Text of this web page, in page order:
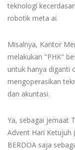
teknologi
robotik meta ai.
Misalnya, Kantor
melakukan "PHK"
untuk hanya diganti
mengoperasikan
dan akuntasi.
Ya, sebagai jemaat
Advent Hari Ketujuh
BERDOA saja